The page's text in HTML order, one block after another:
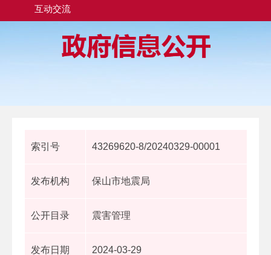
互动交流
索引号 43269620-8/20240329-00001
发布机构 保山市地震局
公开目录 震害管理
发布日期 2024-03-29